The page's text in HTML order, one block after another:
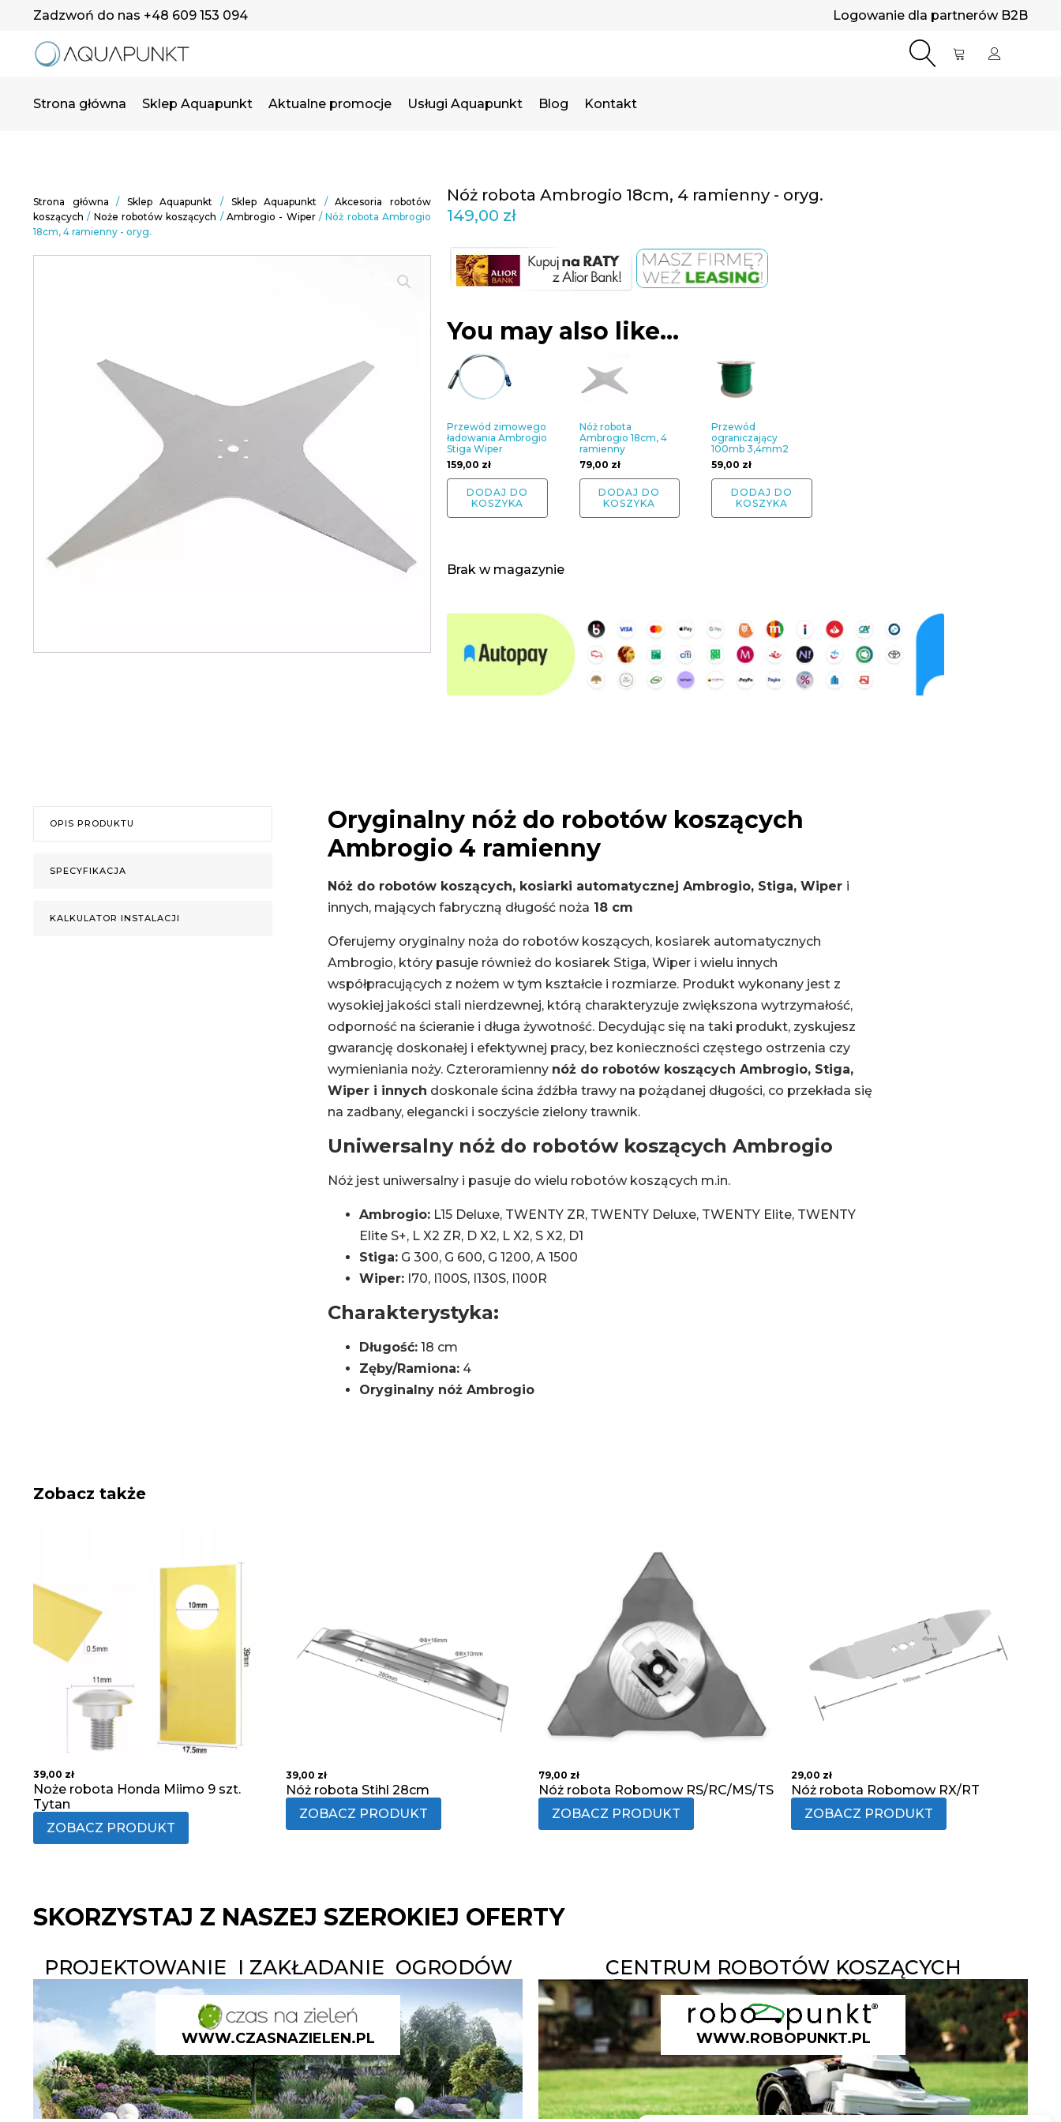
Zadzwoń do nas +48 609 153 094 Logowanie dla partnerów B2B
Strona główna Sklep Aquapunkt Aktualne promocje Usługi Aquapunkt Blog Kontakt
Strona główna / Sklep Aquapunkt / Sklep Aquapunkt /Akcesoria robotów
koszących / Noże robotów koszących /Ambrogio - Wiper/ Nóż robota Ambrogio
18cm, 4 ramienny - oryg.
Nóż robota Ambrogio 18cm, 4 ramienny - oryg.
149,00 zł
You may also like…
Przewód zimowego
ładowania Ambrogio
Stiga Wiper
159,00 zł
DODAJ DO
KOSZYKA
Nóż robota
Ambrogio 18cm, 4
ramienny
79,00 zł
DODAJ DO
KOSZYKA
Przewód
ograniczający
100mb 3,4mm2
59,00 zł
DODAJ DO
KOSZYKA
Brak w magazynie
OPIS PRODUKTU
SPECYFIKACJA
KALKULATOR INSTALACJI
Oryginalny nóż do robotów koszących
Ambrogio 4 ramienny
Nóż do robotów koszących, kosiarki automatycznej Ambrogio, Stiga, Wiper i
innych, mających fabryczną długość noża 18 cm
Oferujemy oryginalny noża do robotów koszących, kosiarek automatycznych
Ambrogio, który pasuje również do kosiarek Stiga, Wiper i wielu innych
współpracujących z nożem w tym kształcie i rozmiarze. Produkt wykonany jest z
wysokiej jakości stali nierdzewnej, którą charakteryzuje zwiększona wytrzymałość,
odporność na ścieranie i długa żywotność. Decydując się na taki produkt, zyskujesz
gwarancję doskonałej i efektywnej pracy, bez konieczności częstego ostrzenia czy
wymieniania noży. Czteroramienny nóż do robotów koszących Ambrogio, Stiga,
Wiper i innych doskonale ścina źdźbła trawy na pożądanej długości, co przekłada się
na zadbany, elegancki i soczyście zielony trawnik.
Uniwersalny nóż do robotów koszących Ambrogio
Nóż jest uniwersalny i pasuje do wielu robotów koszących m.in.
Ambrogio:L15 Deluxe, TWENTY ZR, TWENTY Deluxe, TWENTY Elite, TWENTY
Elite S+, L X2 ZR, D X2, L X2, S X2, D1
Stiga:G 300, G 600, G 1200, A 1500
Wiper:I70, I100S, I130S, I100R
Charakterystyka:
Długość:18 cm
Zęby/Ramiona:4
Oryginalny nóż Ambrogio
Zobacz także
39,00 zł
Noże robota Honda Miimo 9 szt.
Tytan
ZOBACZ PRODUKT
39,00 zł
Nóż robota Stihl 28cm
ZOBACZ PRODUKT
79,00 zł
Nóż robota Robomow RS/RC/MS/TS
ZOBACZ PRODUKT
29,00 zł
Nóż robota Robomow RX/RT
ZOBACZ PRODUKT
SKORZYSTAJ Z NASZEJ SZEROKIEJ OFERTY
PROJEKTOWANIE I ZAKŁADANIE OGRODÓW
WWW.CZASNAZIELEN.PL
CENTRUM ROBOTÓW KOSZĄCYCH
WWW.ROBOPUNKT.PL